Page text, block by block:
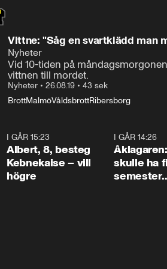
Vittne: "Såg en svartklädd man
Nyheter
Vid 10-tiden på
vittnen till mordet.
Nyheter • 26.08.19 • 43 sek
BrottMalmöVåldsbrottRibersborg
I GÅR 15:23
Albert, 8, besteg
Kebnekaise – vill
högre
I GÅR 14:26
skulle ha
semester